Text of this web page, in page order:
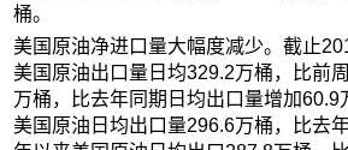
桶。
美国原油净进口量大幅度减少。截止
美国原油出口量日均329.2万桶，比前
万桶，比去年同期日均出口量增加60.9
美国原油日均出口量296.6万桶，比去